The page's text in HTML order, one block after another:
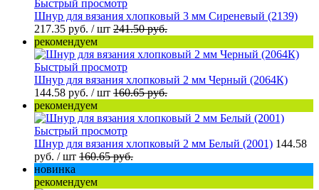
Быстрый просмотр
Шнур для вязания хлопковый 3 мм Сиреневый (2139)
217.35 руб. / шт 241.50 руб.
рекомендуем
Быстрый просмотр
Шнур для вязания хлопковый 2 мм Черный (2064К)
144.58 руб. / шт 160.65 руб.
рекомендуем
Быстрый просмотр
Шнур для вязания хлопковый 2 мм Белый (2001) 144.58
руб. / шт 160.65 руб.
новинка
рекомендуем